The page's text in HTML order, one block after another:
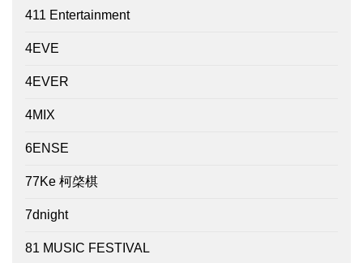
411 Entertainment
4EVE
4EVER
4MIX
6ENSE
77Ke 柯棨棋
7dnight
81 MUSIC FESTIVAL